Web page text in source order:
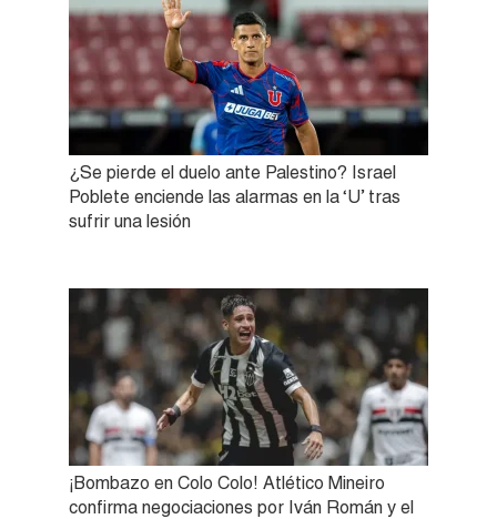
¿Se pierde el duelo ante Palestino? Israel
Poblete enciende las alarmas en la ‘U’ tras
sufrir una lesión
¡Bombazo en Colo Colo! Atlético Mineiro
confirma negociaciones por Iván Román y el